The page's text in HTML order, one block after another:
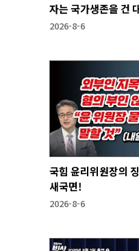
자는 국가생존을 건
2026-8-6
국힘 윤리위원장의
새국면!
2026-8-6